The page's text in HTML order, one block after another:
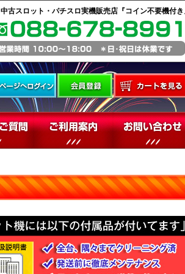
中古スロット・パチスロ実機販売店『コイン不要機付き